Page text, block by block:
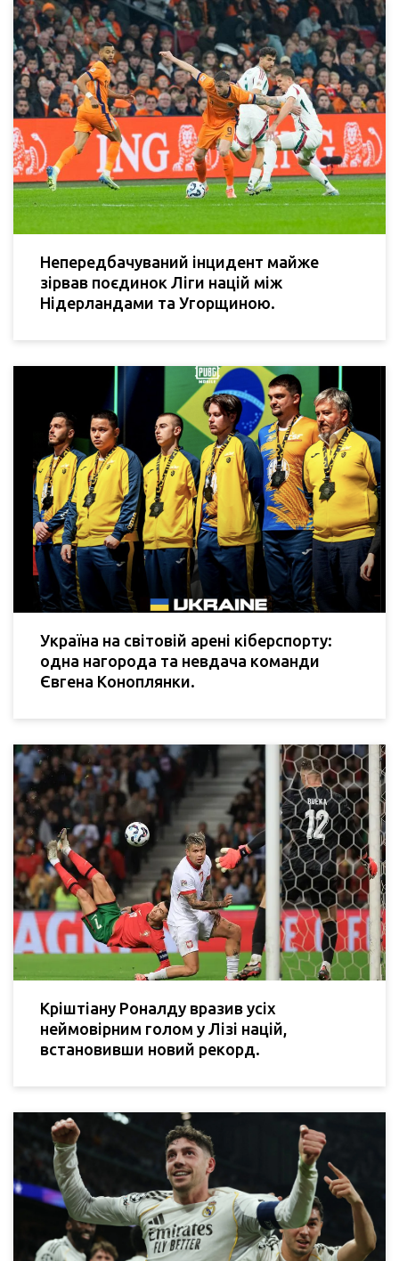
Непередбачуваний інцидент майже
зірвав поєдинок Ліги націй між
Нідерландами та Угорщиною.
Україна на світовій арені кіберспорту:
одна нагорода та невдача команди
Євгена Коноплянки.
Кріштіану Роналду вразив усіх
неймовірним голом у Лізі націй,
встановивши новий рекорд.